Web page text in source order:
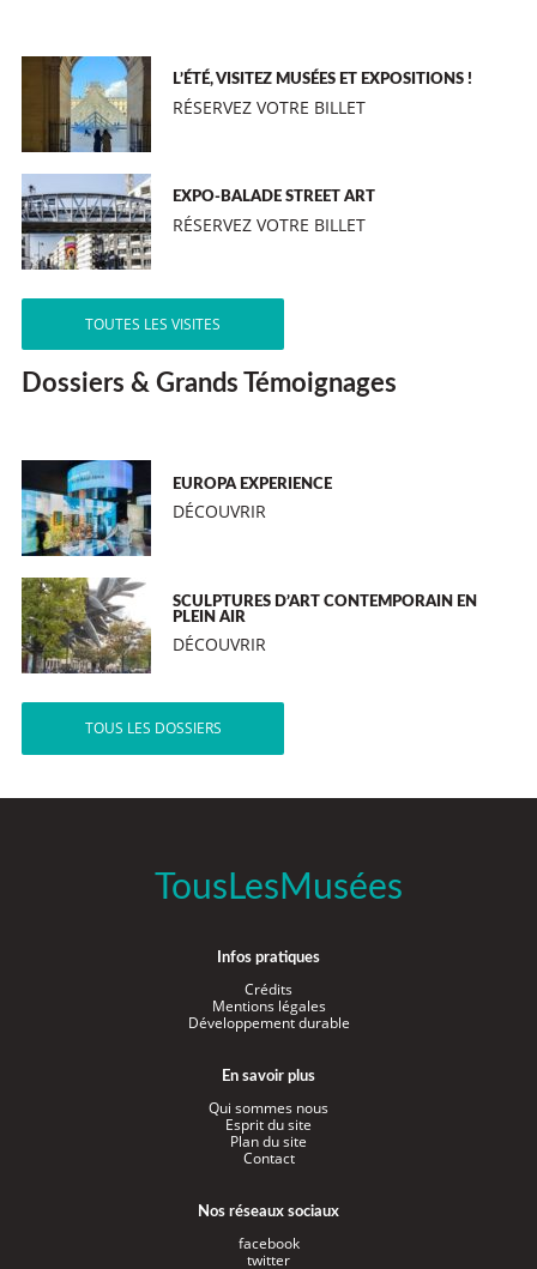
L’ÉTÉ, VISITEZ MUSÉES ET EXPOSITIONS !
RÉSERVEZ VOTRE BILLET
EXPO-BALADE STREET ART
RÉSERVEZ VOTRE BILLET
TOUTES LES VISITES
Dossiers & Grands Témoignages
EUROPA EXPERIENCE
DÉCOUVRIR
SCULPTURES D’ART CONTEMPORAIN EN
PLEIN AIR
DÉCOUVRIR
TOUS LES DOSSIERS
TousLesMusées
Infos pratiques
Crédits
Mentions légales
Développement durable
En savoir plus
Qui sommes nous
Esprit du site
Plan du site
Contact
Nos réseaux sociaux
facebook
twitter